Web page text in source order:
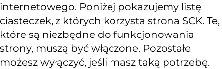
internetowego. Poniżej pokazujemy listę
ciasteczek, z których korzysta strona SCK. Te,
które są niezbędne do funkcjonowania
strony, muszą być włączone. Pozostałe
możesz wyłączyć, jeśli masz taką potrzebę.